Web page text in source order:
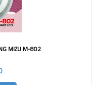
MIZU M-802